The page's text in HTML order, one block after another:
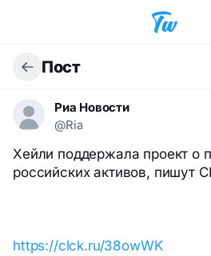
Пост
Риа Новости
@Ria
Хейли поддержала проект о
российских активов, пишут
https://clck.ru/38owWK